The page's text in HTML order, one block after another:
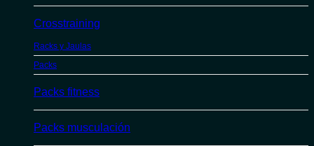
Crosstraining
Racks y Jaulas
Packs
Packs fitness
Packs musculación